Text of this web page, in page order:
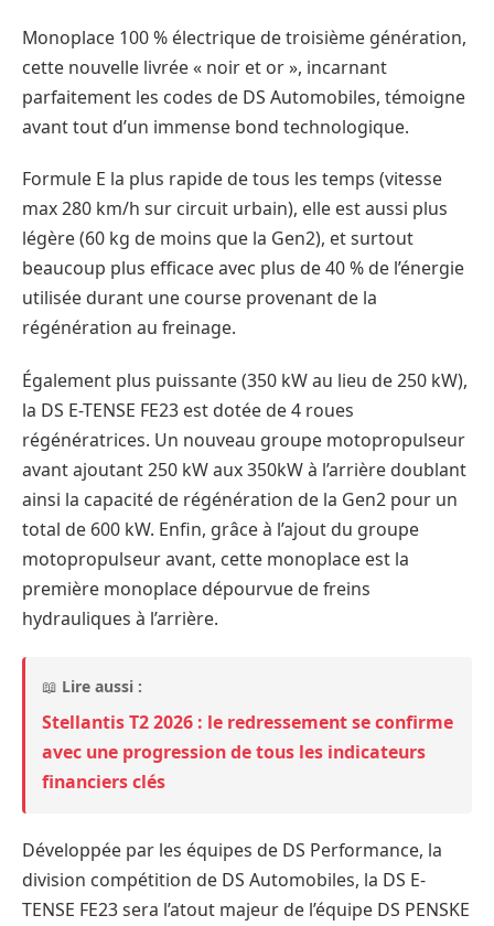
Monoplace 100 % électrique de troisième génération,
cette nouvelle livrée « noir et or », incarnant
parfaitement les codes de DS Automobiles, témoigne
avant tout d’un immense bond technologique.
Formule E la plus rapide de tous les temps (vitesse
max 280 km/h sur circuit urbain), elle est aussi plus
légère (60 kg de moins que la Gen2), et surtout
beaucoup plus efficace avec plus de 40 % de l’énergie
utilisée durant une course provenant de la
régénération au freinage.
Également plus puissante (350 kW au lieu de 250 kW),
la DS E-TENSE FE23 est dotée de 4 roues
régénératrices. Un nouveau groupe motopropulseur
avant ajoutant 250 kW aux 350kW à l’arrière doublant
ainsi la capacité de régénération de la Gen2 pour un
total de 600 kW. Enfin, grâce à l’ajout du groupe
motopropulseur avant, cette monoplace est la
première monoplace dépourvue de freins
hydrauliques à l’arrière.
📖 Lire aussi :
Stellantis T2 2026 : le redressement se confirme
avec une progression de tous les indicateurs
financiers clés
Développée par les équipes de DS Performance, la
division compétition de DS Automobiles, la DS E-
TENSE FE23 sera l’atout majeur de l’équipe DS PENSKE